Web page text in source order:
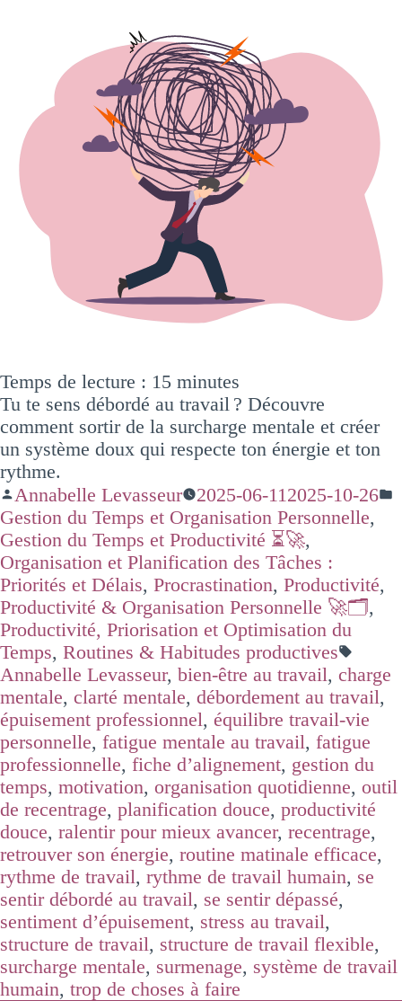
Temps de lecture : 15 minutes
Tu te sens débordé au travail ? Découvre
comment sortir de la surcharge mentale et créer
un système doux qui respecte ton énergie et ton
rythme.
Annabelle Levasseur
2025-06-11 2025-10-26
Gestion du Temps et Organisation Personnelle,
Gestion du Temps et Productivité ⏳🚀,
Organisation et Planification des Tâches :
Priorités et Délais, Procrastination, Productivité,
Productivité & Organisation Personnelle 🚀🗂️,
Productivité, Priorisation et Optimisation du
Temps, Routines & Habitudes productives
Annabelle Levasseur, bien-être au travail, charge
mentale, clarté mentale, débordement au travail,
épuisement professionnel, équilibre travail-vie
personnelle, fatigue mentale au travail, fatigue
professionnelle, fiche d’alignement, gestion du
temps, motivation, organisation quotidienne, outil
de recentrage, planification douce, productivité
douce, ralentir pour mieux avancer, recentrage,
retrouver son énergie, routine matinale efficace,
rythme de travail, rythme de travail humain, se
sentir débordé au travail, se sentir dépassé,
sentiment d’épuisement, stress au travail,
structure de travail, structure de travail flexible,
surcharge mentale, surmenage, système de travail
humain, trop de choses à faire